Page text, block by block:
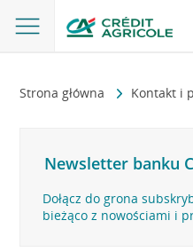
Strona główna Kontakt i
Newsletter banku
Dołącz do grona
bieżąco z nowościami i